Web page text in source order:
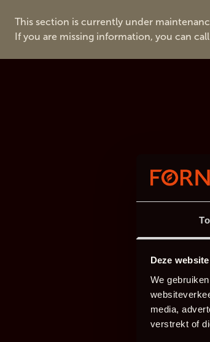
Deze
We
media,
verstrekt of
This section is currently under
If you are missing information, you can